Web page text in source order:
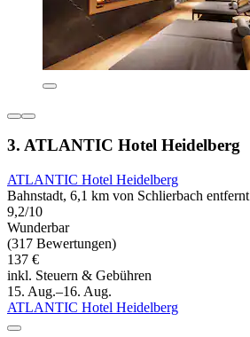
3. ATLANTIC Hotel Heidelberg
ATLANTIC Hotel Heidelberg
Bahnstadt, 6,1 km von Schlierbach entfernt
9,2/10
Wunderbar
(317 Bewertungen)
137 €
inkl. Steuern & Gebühren
15. Aug.–16. Aug.
ATLANTIC Hotel Heidelberg